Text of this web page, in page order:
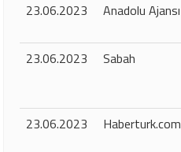
23.06.2023
Anadolu Ajansı
23.06.2023
Sabah
23.06.2023
Haberturk.com